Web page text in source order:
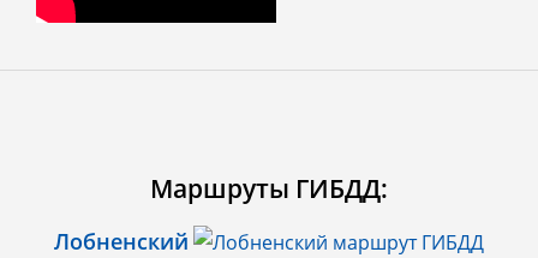
Маршруты ГИБДД:
Лобненский